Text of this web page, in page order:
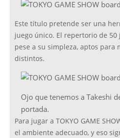
Este título pretende ser una
juego único. El repertorio de 50
pese a su simpleza, aptos para
distintos.
Ojo que tenemos a Takeshi
portada.
Para jugar a TOKYO GAME
el ambiente adecuado, y eso